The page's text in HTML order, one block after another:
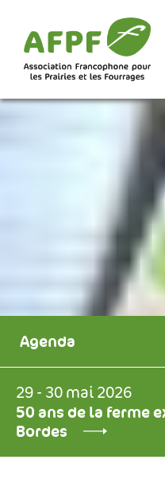
Agenda
29 - 30 mai 2026
50 ans de la ferme
Bordes